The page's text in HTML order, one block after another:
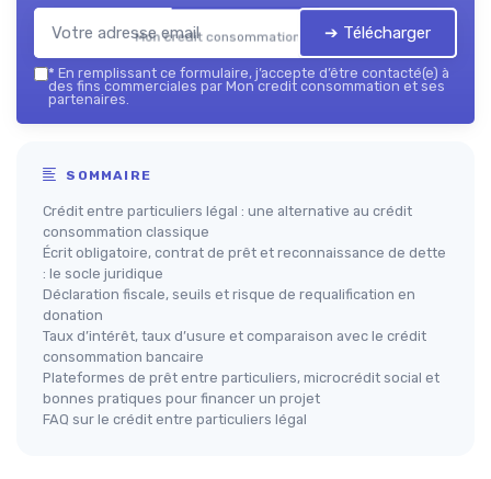
Mon credit consommation — 2026➔ Télécharger
* En remplissant ce formulaire, j’accepte d’être contacté(e) à
des fins commerciales par Mon credit consommation et ses
partenaires.
SOMMAIRE
Crédit entre particuliers légal : une alternative au crédit
consommation classique
Écrit obligatoire, contrat de prêt et reconnaissance de dette
: le socle juridique
Déclaration fiscale, seuils et risque de requalification en
donation
Taux d’intérêt, taux d’usure et comparaison avec le crédit
consommation bancaire
Plateformes de prêt entre particuliers, microcrédit social et
bonnes pratiques pour financer un projet
FAQ sur le crédit entre particuliers légal